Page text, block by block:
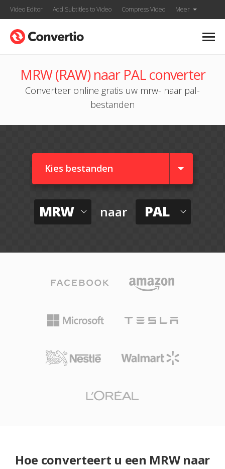
Video Editor Add Subtitles to Video Compress Video Meer
MRW (RAW) naar PAL converter
Converteer online gratis uw mrw- naar pal-
bestanden
Kies bestanden
MRW naar PAL
Hoe converteert u een MRW naar